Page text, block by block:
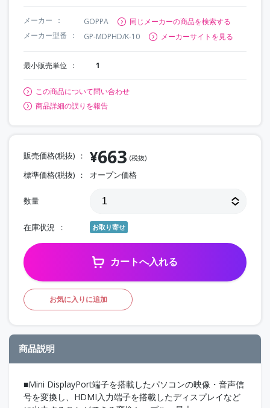
メーカー GOPPA
同じメーカーの商品を検索する
メーカー型番
GP-MDPHD/K-10 メーカーサイトを見る
最小販売単位 1
この商品について問い合わせ
商品詳細の誤りを報告
販売価格(税抜) ¥663 (税抜)
標準価格(税抜) オープン価格
数量
在庫状況 お取り寄せ
カートへ入れる
お気に入りに追加
商品説明
■Mini DisplayPort端子を搭載したパソコンの映像・音声信
号を変換し、HDMI入力端子を搭載したディスプレイなど